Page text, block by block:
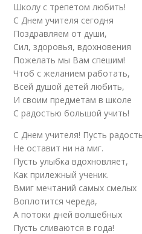
Школу с трепетом любить!
С Днем учителя сегодня
Поздравляем от души,
Сил, здоровья, вдохновения
Пожелать мы Вам спешим!
Чтоб с желанием работать,
Всей душой детей любить,
И своим предметам в школе
С радостью большой учить!
С Днем учителя! Пусть радость
Не оставит ни на миг.
Пусть улыбка вдохновляет,
Как прилежный ученик.
Вмиг мечтаний самых смелых
Воплотится череда,
А потоки дней волшебных
Пусть сливаются в года!